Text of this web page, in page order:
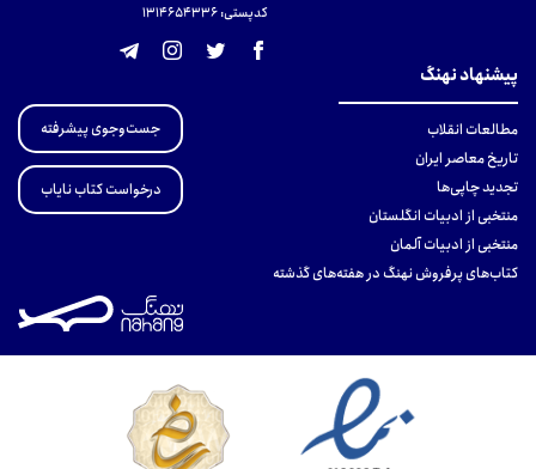
کدپستی: 131465433۶
پیشنهاد نهنگ
مطالعات انقلاب
تاریخ معاصر ایران
تجدید چاپی‌ها
منتخبی از ادبیات انگلستان
منتخبی از ادبیات آلمان
کتاب‌های پرفروش نهنگ در هفته‌های گذشته
جست‌وجوی پیشرفته
درخواست کتاب نایاب